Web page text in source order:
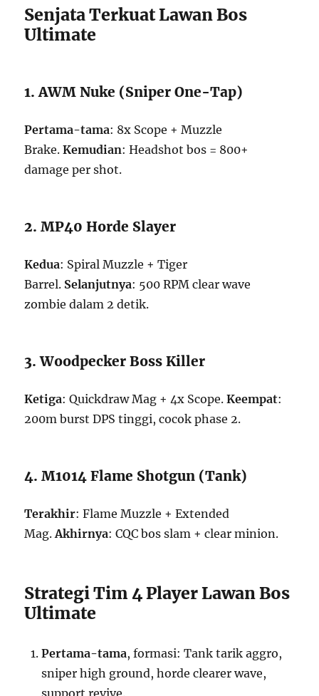
Senjata Terkuat Lawan Bos
Ultimate
1. AWM Nuke (Sniper One-Tap)
Pertama-tama: 8x Scope + Muzzle
Brake.Kemudian: Headshot bos = 800+
damage per shot.
2. MP40 Horde Slayer
Kedua: Spiral Muzzle + Tiger
Barrel. Selanjutnya: 500 RPM clear wave
zombie dalam 2 detik.
3. Woodpecker Boss Killer
Ketiga: Quickdraw Mag + 4x Scope.Keempat:
200m burst DPS tinggi, cocok phase 2.
4. M1014 Flame Shotgun (Tank)
Terakhir: Flame Muzzle + Extended
Mag.Akhirnya: CQC bos slam + clear minion.
Strategi Tim 4 Player Lawan Bos
Ultimate
Pertama-tama, formasi: Tank tarik aggro,
sniper high ground, horde clearer wave,
support revive.